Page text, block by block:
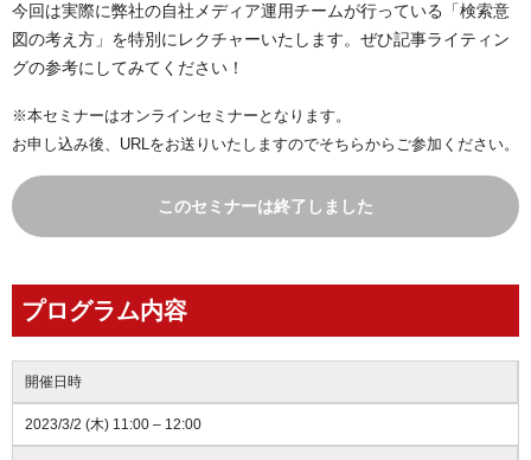
今回は実際に弊社の自社メディア運用チームが行っている「検索意
図の考え方」を特別にレクチャーいたします。ぜひ記事ライティン
グの参考にしてみてください！
※本セミナーはオンラインセミナーとなります。
お申し込み後、URLをお送りいたしますのでそちらからご参加ください。
このセミナーは終了しました
プログラム内容
開催日時
2023/3/2 (木) 11:00 – 12:00